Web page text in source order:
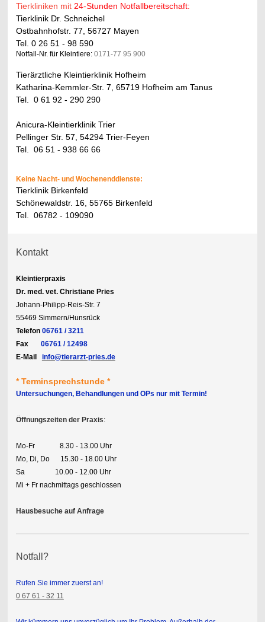
Tierkliniken mit 24-Stunden Notfallbereitschaft:
Tierklinik Dr. Schneichel
Ostbahnhofstr. 77, 56727 Mayen
Tel. 0 26 51 - 98 590
Notfall-Nr. für Kleintiere:0171-77 95 900
Tierärztliche Kleintierklinik Hofheim
Katharina-Kemmler-Str. 7, 65719 Hofheim am Tanus
Tel. 0 61 92 - 290 290
Anicura-Kleintierklinik Trier
Pellinger Str. 57 , 54294 Trier-Feyen
Tel. 06 51 - 938 66 66
Keine Nacht- und Wochenenddienste:
Tierklinik Birkenfeld
Schönewaldstr. 16, 55765 Birkenfeld
Tel. 06782 - 109090
Kontakt
Kleintierpraxis
Dr. med. vet. Christiane Pries
Johann-Philipp-Reis-Str. 7
55469 Simmern/Hunsrück
Telefon 06761 / 3211
Fax06761 / 12498
E-Mail
info@tierarzt-pries.de
* Terminsprechstunde *
Untersuchungen, Behandlungen und OPs nur mit Termin!
Öffnungszeiten der Praxis:
Mo-Fr 8.30 - 13.00 Uhr
Mo, Di, Do 15.30 - 18.00 Uhr
Sa 10.00 - 12.00 Uhr
Mi + Fr nachmittags geschlossen
Hausbesuche auf Anfrage
Notfall?
Rufen Sie immer zuerst an!
0 67 61 - 32 11